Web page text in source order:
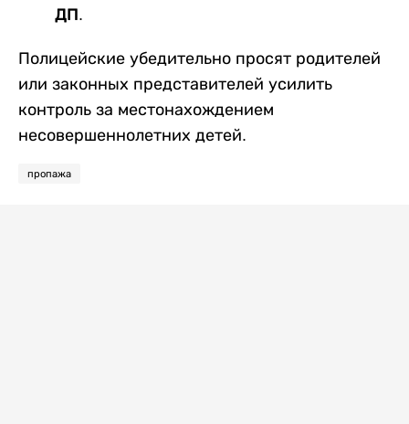
ДП.
Полицейские убедительно просят родителей
или законных представителей усилить
контроль за местонахождением
несовершеннолетних детей.
пропажа